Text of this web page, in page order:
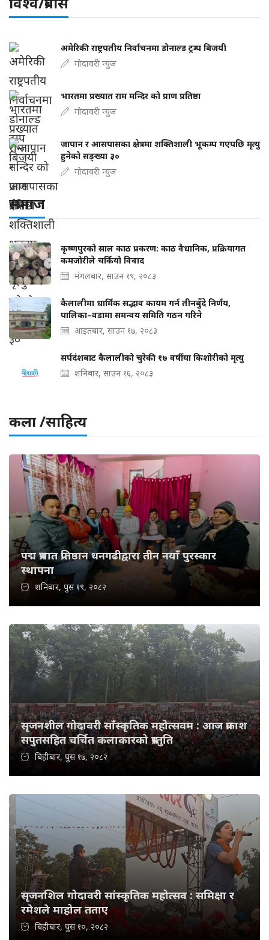
अमेरिकी राष्ट्रपतीय निर्वाचनमा डोनाल्ड ट्रम्प बिजयी
गोदावरी न्युज
भारतमा प्रख्यात राम मन्दिर को प्राण प्रतिष्ठा
गोदावरी न्युज
जापान र आसपासका क्षेत्रमा शक्तिशाली भूकम्प गएपछि मृत्यु
हुनेको सङ्ख्या ३०
गोदावरी न्युज
समाज
कृष्णपुरको साल काठ प्रकरण: काठ वैधानिक, प्रक्रियागत
कमजोरीले चर्कियो विवाद
मंगलबार, साउन १९, २०८३
कैलालीमा धार्मिक सद्भाव कायम गर्न तीनबुँदे निर्णय,
पालिका–वडामा समन्वय समिति गठन गरिने
आइतबार, साउन १७, २०८३
सर्पदंशबाट कैलालीको चुरेकी १७ वर्षीया किशोरीको मृत्यु
शनिबार, साउन १६, २०८३
कला /साहित्य
पद्म प्रभात प्रतिष्ठान धनगढीद्वारा तीन नयाँ पुरस्कार
स्थापना
शनिबार, पुस १९, २०८२
सृजनशील गोदावरी साँस्कृतिक महोत्सवम : आज प्रकाश
सपुतसहित चर्चित कलाकारको प्रस्तुति
बिहीबार, पुस १७, २०८२
सृजनशिल गोदावरी सांस्कृतिक महोत्सव : समिक्षा र
रमेशले माहोल तताए
बिहीबार, पुस १०, २०८२